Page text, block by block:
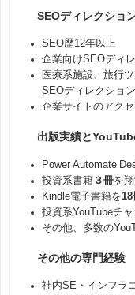
SEOディレクショ
SEO歴12年以上
企業向けSEOディ
医療系施設、旅行
SEOディレクショ
企業サイトのアク
出版実績と
Power Automate
投資系書籍 ３冊を
Kindle電子書籍を18
投資系YouTubeチ
その他、多数の
その他の専門経験
社内SE・インフラ